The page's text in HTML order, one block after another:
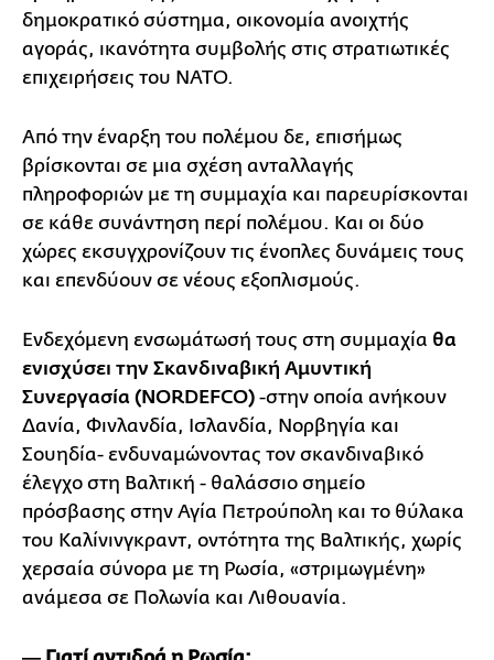
δημοκρατικό σύστημα, οικονομία ανοιχτής
αγοράς, ικανότητα συμβολής στις στρατιωτικές
επιχειρήσεις του ΝΑΤΟ.
Από την έναρξη του πολέμου δε, επισήμως
βρίσκονται σε μια σχέση ανταλλαγής
πληροφοριών με τη συμμαχία και παρευρίσκονται
σε κάθε συνάντηση περί πολέμου. Και οι δύο
χώρες εκσυγχρονίζουν τις ένοπλες δυνάμεις τους
και επενδύουν σε νέους εξοπλισμούς.
Ενδεχόμενη ενσωμάτωσή τους στη συμμαχία θα
ενισχύσει την Σκανδιναβική Αμυντική
Συνεργασία (NORDEFCO) -στην οποία ανήκουν
Δανία, Φινλανδία, Ισλανδία, Νορβηγία και
Σουηδία- ενδυναμώνοντας τον σκανδιναβικό
έλεγχο στη Βαλτική - θαλάσσιο σημείο
πρόσβασης στην Αγία Πετρούπολη και το θύλακα
του Καλίνινγκραντ, οντότητα της Βαλτικής, χωρίς
χερσαία σύνορα με τη Ρωσία, «στριμωγμένη»
ανάμεσα σε Πολωνία και Λιθουανία.